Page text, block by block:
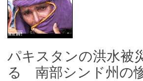
パキスタンの洪水被
る 南部シンド州の